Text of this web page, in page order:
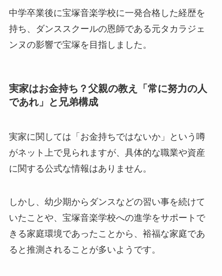
中学卒業後に宝塚音楽学校に一発合格した経歴を
持ち、ダンススクールの恩師である元タカラジェ
ンヌの影響で宝塚を目指しました。
実家はお金持ち？父親の教え「常に努力の人
であれ」と兄弟構成
実家に関しては「お金持ちではないか」という噂
がネット上で見られますが、具体的な職業や資産
に関する公式な情報はありません。
しかし、幼少期からダンスなどの習い事を続けて
いたことや、宝塚音楽学校への進学をサポートで
きる家庭環境であったことから、裕福な家庭であ
ると推測されることが多いようです。